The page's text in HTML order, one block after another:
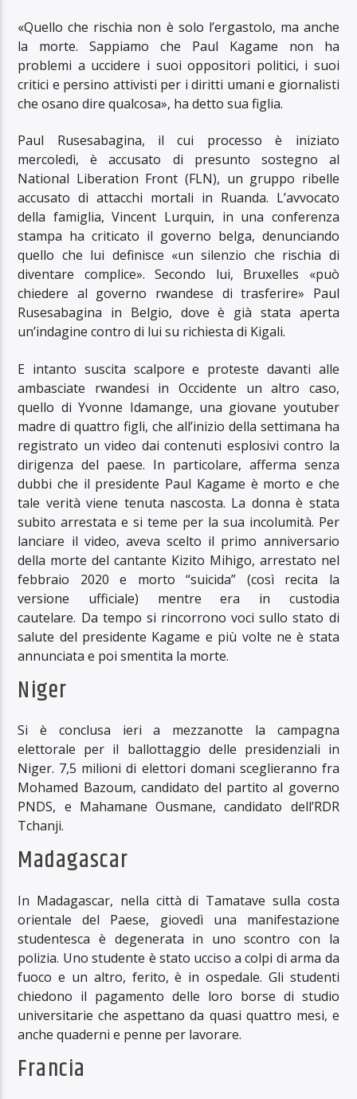
«Quello che rischia non è solo l’ergastolo, ma anche
la morte. Sappiamo che Paul Kagame non ha
problemi a uccidere i suoi oppositori politici, i suoi
critici e persino attivisti per i diritti umani e giornalisti
che osano dire qualcosa», ha detto sua figlia.
Paul Rusesabagina, il cui processo è iniziato
mercoledì, è accusato di presunto sostegno al
National Liberation Front (FLN), un gruppo ribelle
accusato di attacchi mortali in Ruanda. L’avvocato
della famiglia, Vincent Lurquin, in una conferenza
stampa ha criticato il governo belga, denunciando
quello che lui definisce «un silenzio che rischia di
diventare complice». Secondo lui, Bruxelles «può
chiedere al governo rwandese di trasferire» Paul
Rusesabagina in Belgio, dove è già stata aperta
un’indagine contro di lui su richiesta di Kigali.
E intanto suscita scalpore e proteste davanti alle
ambasciate rwandesi in Occidente un altro caso,
quello di Yvonne Idamange, una giovane youtuber
madre di quattro figli, che all’inizio della settimana ha
registrato un video dai contenuti esplosivi contro la
dirigenza del paese. In particolare, afferma senza
dubbi che il presidente Paul Kagame è morto e che
tale verità viene tenuta nascosta. La donna è stata
subito arrestata e si teme per la sua incolumità. Per
lanciare il video, aveva scelto il primo anniversario
della morte del cantante Kizito Mihigo, arrestato nel
febbraio 2020 e morto “suicida” (così recita la
versione ufficiale) mentre era in custodia
cautelare. Da tempo si rincorrono voci sullo stato di
salute del presidente Kagame e più volte ne è stata
annunciata e poi smentita la morte.
Niger
Si è conclusa ieri a mezzanotte la campagna
elettorale per il ballottaggio delle presidenziali in
Niger. 7,5 milioni di elettori domani sceglieranno fra
Mohamed Bazoum, candidato del partito al governo
PNDS, e Mahamane Ousmane, candidato dell’RDR
Tchanji.
Madagascar
In Madagascar, nella città di Tamatave sulla costa
orientale del Paese, giovedì una manifestazione
studentesca è degenerata in uno scontro con la
polizia. Uno studente è stato ucciso a colpi di arma da
fuoco e un altro, ferito, è in ospedale. Gli studenti
chiedono il pagamento delle loro borse di studio
universitarie che aspettano da quasi quattro mesi, e
anche quaderni e penne per lavorare.
Francia